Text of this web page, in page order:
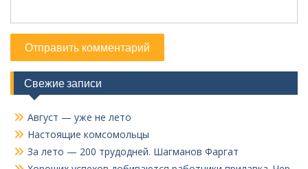
Свежие записи
Август — уже не лето
Настоящие комсомольцы
За лето — 200 трудодней. Шагманов Фаргат